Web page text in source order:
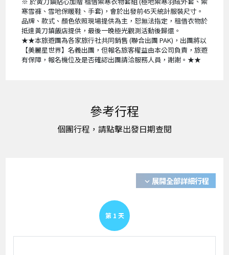
寒雪褲、雪地保暖鞋、手套)，會於出發前45天統計服裝尺寸。
品牌、款式、顏色依照現場提供為主，恕無法指定，租借衣物於
抵達黃刀鎮飯店提供，最後一晚極光觀測活動後歸還。
★★本旅遊團為各家旅行社共同銷售 (聯合出團 PAK)，出團將以
【美麗星世界】名義出團，但報名旅客權益由本公司負責，旅遊
有保障，報名機位及是否確認出團請洽服務人員，謝謝。★★
expand_more 展開全部詳細行程
第 1 天